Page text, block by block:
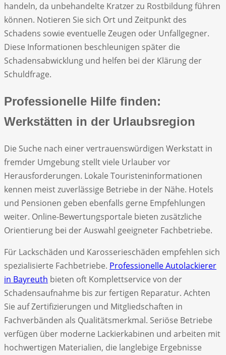
handeln, da unbehandelte Kratzer zu Rostbildung führen
können. Notieren Sie sich Ort und Zeitpunkt des
Schadens sowie eventuelle Zeugen oder Unfallgegner.
Diese Informationen beschleunigen später die
Schadensabwicklung und helfen bei der Klärung der
Schuldfrage.
Professionelle Hilfe finden:
Werkstätten in der Urlaubsregion
Die Suche nach einer vertrauenswürdigen Werkstatt in
fremder Umgebung stellt viele Urlauber vor
Herausforderungen. Lokale Touristeninformationen
kennen meist zuverlässige Betriebe in der Nähe. Hotels
und Pensionen geben ebenfalls gerne Empfehlungen
weiter. Online-Bewertungsportale bieten zusätzliche
Orientierung bei der Auswahl geeigneter Fachbetriebe.
Für Lackschäden und Karosserieschäden empfehlen sich
spezialisierte Fachbetriebe. Professionelle Autolackierer
in Bayreuth bieten oft Komplettservice von der
Schadensaufnahme bis zur fertigen Reparatur. Achten
Sie auf Zertifizierungen und Mitgliedschaften in
Fachverbänden als Qualitätsmerkmal. Seriöse Betriebe
verfügen über moderne Lackierkabinen und arbeiten mit
hochwertigen Materialien, die langlebige Ergebnisse